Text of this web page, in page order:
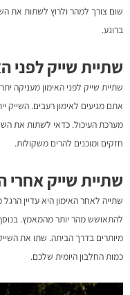
שום צורך למהר ולרוץ לשתות את
ברוגע.
שתיית שייק לפני
שתיית שייק לפני האימון מעניקה
אתם מגיעים לאימון רעבים. השייק
מערכת העיכול. כדאי לשתות את
חזקים ומוכנים להרים משקולות.
שתיית שייק אחרי
שתייה לאחר האימון היא עדיין
להתאושש מהר יותר מהמאמץ.
מיותרים בדרך הביתה. שתו את
כמות החלבון היומית שלכם.